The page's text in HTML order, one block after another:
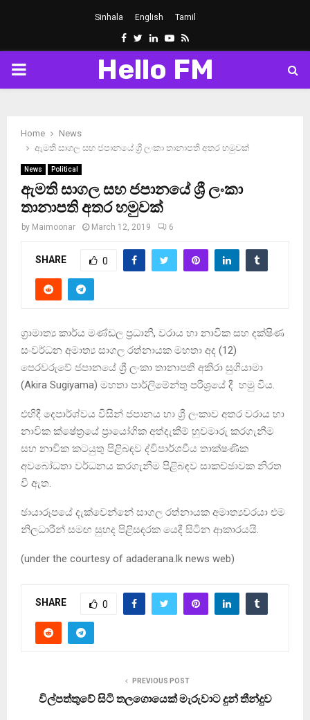
Sinhala English Tamil
Facebook
Twitter
LinkedinYoutube
Rss
PRIMARY
Hello FM
Home
News
ඇමති සාගල සහ ජපානයේ ශ්‍රී ලංකා තානාපති අතර හමුවක්
News Political
ඇමති සාගල සහ ජපානයේ ශ්‍රී ලංකා
තානාපති අතර හමුවක්
by Maimoonar March 12, 2019 6
SHARE 0
ග්‍රාමාත්‍ය කාර්ය මණ්ඩල ප්‍රධානී, වරාය හා නාවික සහ දක්ෂිණ
සංවර්ධන අමාත්‍ය සාගල රත්නායක මහතා අද (12)
පෙරවරුවේ ජපානයේ ශ්‍රී ලංකා තානාපති අකිරා සුගියාමා
(Akira Sugiyama) මහතා පාර්ලිමේන්තු පරිශ්‍රයේ දී හමු විය.
එහිදී දෙපාර්ශ්වය විසින් ජපානය හා ශ්‍රී ලංකාව අතර වරාය හා
නාවික ක්ෂේත්‍රයේ ප්‍රායෝගික අත්දැකීම් හුවමාරු කරගැනීම
සහ නාවික කටයුතු පිළිබඳව ද්විපාර්ශවීය තාක්ෂණික
අවබෝධතා වර්ධනය කරගැනීම පිළිබඳව සාකච්ඡාවක නිරත
වී ඇත.
ඡායාරූපයේ දැක්වෙන්නේ සාගල රත්නායක අමාත්‍යවරයා එම
නිලධාරීන් සමඟ සුහද පිළිසඳරක යෙදී සිටින ආකාරයයි.
(under the courtesy of adaderana.lk news web)
SHARE 0
PREVIOUS POST
විල්පත්තුවේ සිටි තලගොයෙක් මැරුවාට දුන් තීන්දුව